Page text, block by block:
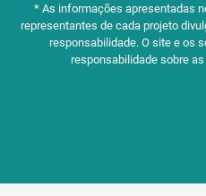
* As informações apresentadas
representantes de cada projeto
responsabilidade. O site e os
responsabilidade sobre